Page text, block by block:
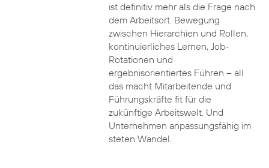
ist definitiv mehr als die Frage nach
dem Arbeitsort. Bewegung
zwischen Hierarchien und Rollen,
kontinuierliches Lernen, Job-
Rotationen und
ergebnisorientiertes Führen – all
das macht Mitarbeitende und
Führungskräfte fit für die
zukünftige Arbeitswelt. Und
Unternehmen anpassungsfähig im
steten Wandel.